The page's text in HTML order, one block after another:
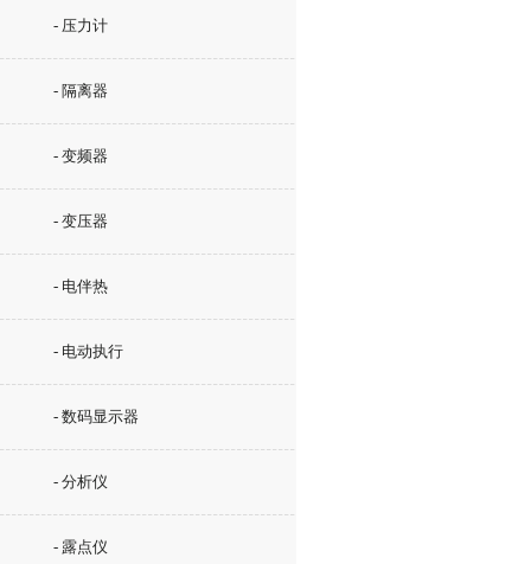
- 压力计
- 隔离器
- 变频器
- 变压器
- 电伴热
- 电动执行
- 数码显示器
- 分析仪
- 露点仪